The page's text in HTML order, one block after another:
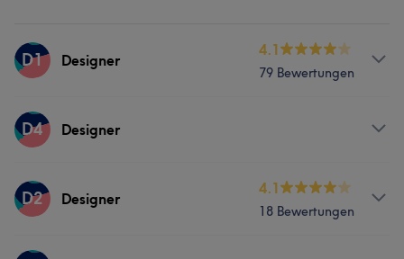
D1 Designer
4.1
79 Bewertungen
Services
D4 Designer
Services
D2 Designer
4.1
18 Bewertungen